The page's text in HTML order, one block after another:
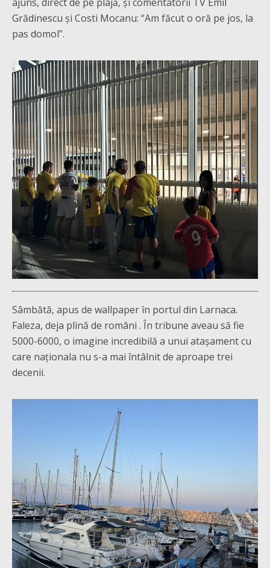
Grădinescu și Costi Mocanu: “Am făcut o oră pe jos, la
pas domol”.
Sâmbătă, apus de wallpaper în portul din Larnaca.
Faleza, deja plină de români . În tribune aveau să fie
5000-6000, o imagine incredibilă a unui atașament cu
care naționala nu s-a mai întâlnit de aproape trei
decenii.